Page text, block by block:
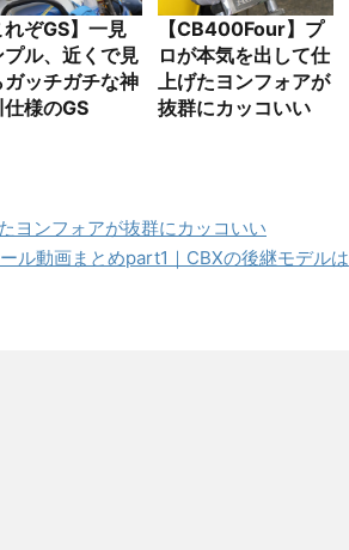
れぞGS】一見
プル、近くで見
ガッチガチな神
様のGS
【CB400Four】プ
ロが本気を出して仕
上げたヨンフォアが
抜群にカッコいい
ヨンフォアが抜群にカッコいい
ル動画まとめpart1｜CBXの後継モデルは